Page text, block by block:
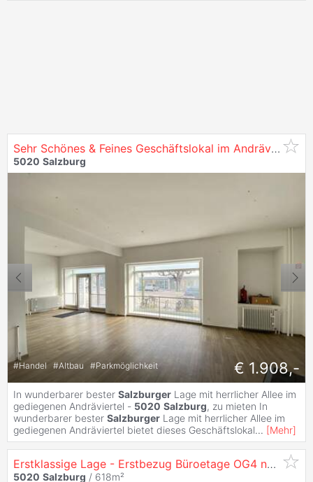
Sehr Schönes & Feines Geschäftslokal im Andräviertel -
5020 Salzburg
#Handel #Altbau #Parkmöglichkeit € 1.908,-
In wunderbarer bester Salzburger Lage mit herrlicher Allee im
gediegenen Andräviertel - 5020 Salzburg, zu mieten In
wunderbarer bester Salzburger Lage mit herrlicher Allee im
gediegenen Andräviertel bietet dieses Geschäftslokal... [Mehr]
Erstklassige Lage - Erstbezug Büroetage OG4 nach Sanierung in
5020 Salzburg / 618m²